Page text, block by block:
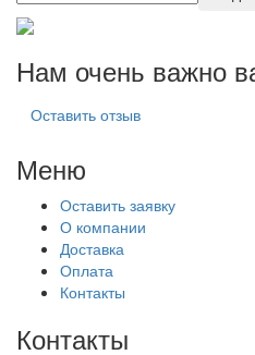
Нам очень важно
Оставить отзыв
Меню
Оставить заявку
О компании
Доставка
Оплата
Контакты
Контакты